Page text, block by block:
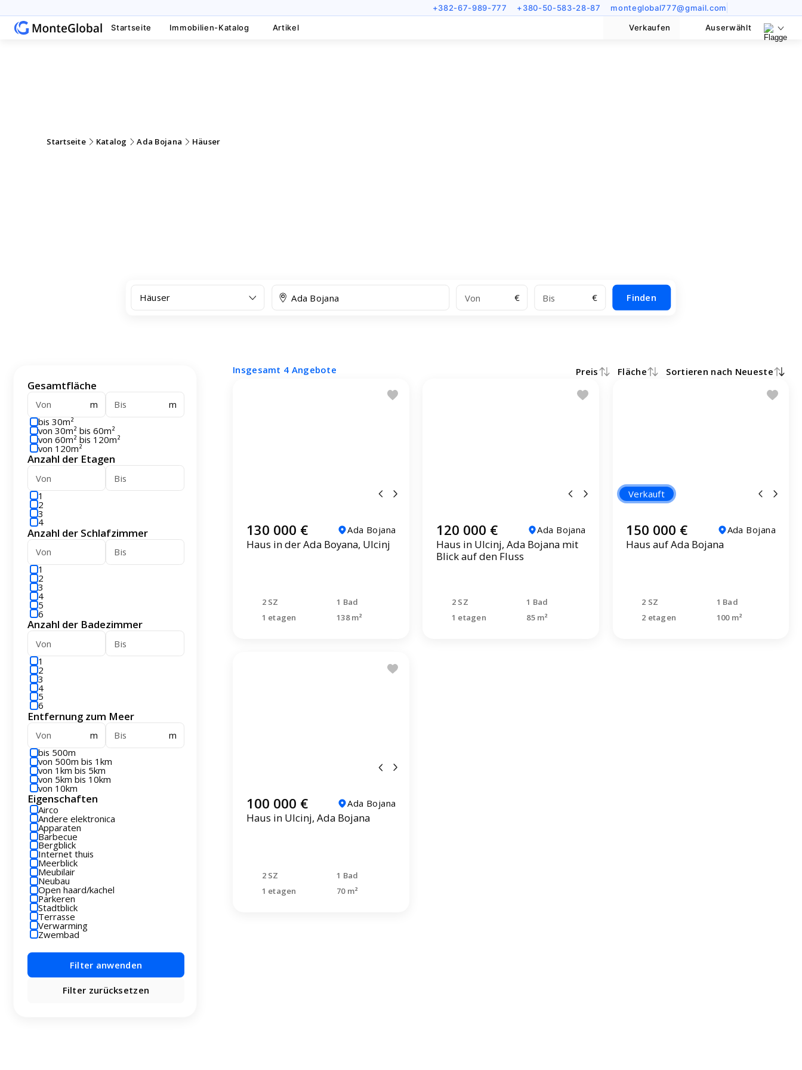
+382-67-989-777 +380-50-583-28-87 monteglobal777@gmail.com
Startseite Immobilien-Katalog Artikel Verkaufen Auserwählt
Startseite Katalog Ada Bojana Häuser
Häuser € € Finden
Gesamtfläche
m
m
bis 30m²
von 30m² bis 60m²
von 60m² bis 120m²
von 120m²
Anzahl der Etagen
1
2
3
4
Anzahl der Schlafzimmer
1
2
3
4
5
6
Anzahl der Badezimmer
1
2
3
4
5
6
Entfernung zum Meer
m
m
bis 500m
von 500m bis 1km
von 1km bis 5km
von 5km bis 10km
von 10km
Eigenschaften
Airco
Andere elektronica
Apparaten
Barbecue
Bergblick
Internet thuis
Meerblick
Meubilair
Neubau
Open haard/kachel
Parkeren
Stadtblick
Terrasse
Verwarming
Zwembad
Filter anwenden
Filter zurücksetzen
Insgesamt 4 Angebote Preis Fläche Sortieren nach Neueste
130 000 € Ada Bojana
Haus in der Ada Boyana, Ulcinj
2 SZ
1 Bad
1 etagen
138 m²
120 000 € Ada Bojana
Haus in Ulcinj, Ada Bojana mit
Blick auf den Fluss
2 SZ
1 Bad
1 etagen
85 m²
Verkauft
150 000 € Ada Bojana
Haus auf Ada Bojana
2 SZ
1 Bad
2 etagen
100 m²
100 000 € Ada Bojana
Haus in Ulcinj, Ada Bojana
2 SZ
1 Bad
1 etagen
70 m²